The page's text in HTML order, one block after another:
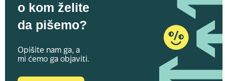
o kom želite
da pišemo?
Opišite nam ga, a
mi ćemo ga objaviti.